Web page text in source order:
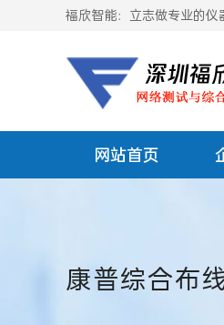
福欣智能：立志做专业的仪
网站首页
康普综合布